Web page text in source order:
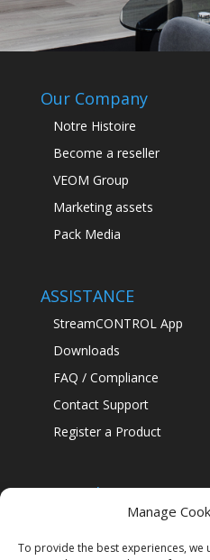
Manage
To provide the best experiences, we
Our Company
Notre Histoire
Become a reseller
VEOM Group
Marketing assets
Pack Media
ASSISTANCE
StreamCONTROL App
Downloads
FAQ / Compliance
Contact Support
Register a Product
Our policies
Confidentiality Policy
Cookie Policy